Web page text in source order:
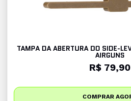
TAMPA DA ABERTURA DO SIDE-
AIRGUNS
R$ 79,90
COMPRAR